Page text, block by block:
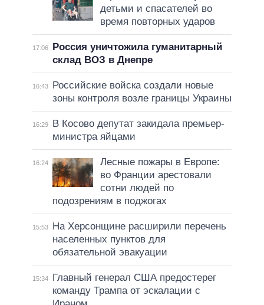
детьми и спасателей во
время повторных ударов
17:06
Россия уничтожила гуманитарный
склад ВОЗ в Днепре
16:43
Российские войска создали новые
зоны контроля возле границы Украины
16:29
В Косово депутат закидала премьер-
министра яйцами
16:24
Лесные пожары в Европе:
во Франции арестовали
сотни людей по
подозрениям в поджогах
15:53
На Херсонщине расширили перечень
населенных пунктов для
обязательной эвакуации
15:34
Главный генерал США предостерег
команду Трампа от эскалации с